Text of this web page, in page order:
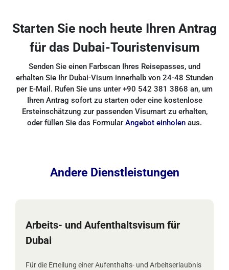
Starten Sie noch heute Ihren Antrag
für das Dubai-Touristenvisum
Senden Sie einen Farbscan Ihres Reisepasses, und
erhalten Sie Ihr Dubai-Visum innerhalb von 24-48 Stunden
per E-Mail. Rufen Sie uns unter +90 542 381 3868 an, um
Ihren Antrag sofort zu starten oder eine kostenlose
Ersteinschätzung zur passenden Visumart zu erhalten,
oder füllen Sie das Formular Angebot einholen aus.
Andere Dienstleistungen
Arbeits- und Aufenthaltsvisum für
Dubai
Für die Erteilung einer Aufenthalts- und Arbeitserlaubnis